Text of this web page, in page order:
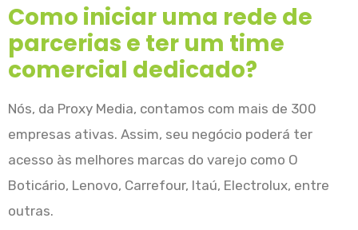
Como iniciar uma rede de
parcerias e ter um time
comercial dedicado?
Nós, da Proxy Media, contamos com mais de 300
empresas ativas. Assim, seu negócio poderá ter
acesso às melhores marcas do varejo como O
Boticário, Lenovo, Carrefour, Itaú, Electrolux, entre
outras.